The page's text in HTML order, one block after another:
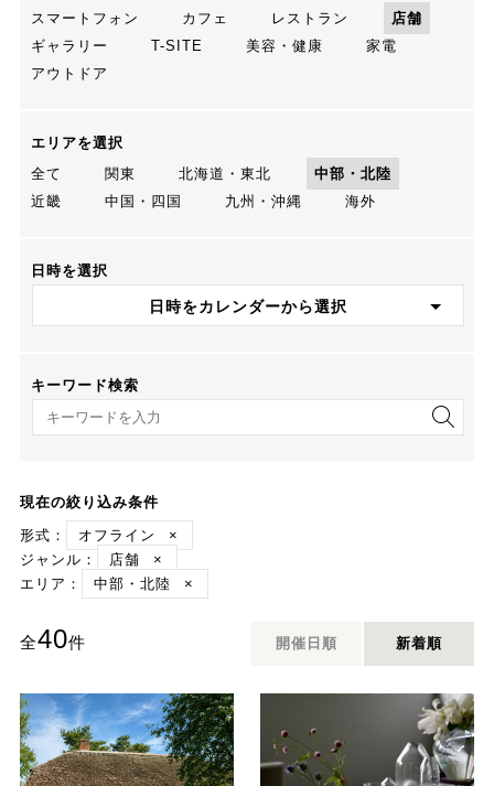
スマートフォン
カフェ レストラン
店舗
ギャラリー
T-SITE 美容・健康
家電
アウトドア
エリアを選択
全て
関東 北海道・東北
中部・北陸
近畿
中国・四国 九州・沖縄 海外
日時を選択
日時をカレンダーから選択
キーワード検索
キーワード検索
現在の絞り込み条件
形式：
オフライン
×
ジャンル：
店舗
×
エリア：
中部・北陸 ×
全40件 開催日順 新着順